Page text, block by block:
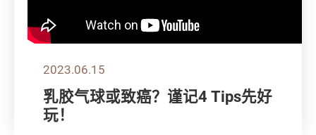
2023.06.15
乳胶气球或致癌？谨记4 Tips先好
玩！